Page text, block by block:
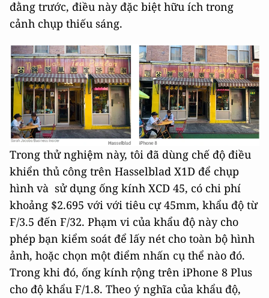
đằng trước, điều này đặc biệt hữu ích trong
cảnh chụp thiếu sáng.
Trong thử nghiệm này, tôi đã dùng chế độ điều
khiển thủ công trên Hasselblad X1D để chụp
hình và sử dụng ống kính XCD 45, có chi phí
khoảng $2.695 với với tiêu cự 45mm, khẩu độ từ
F/3.5 đến F/32. Phạm vi của khẩu độ này cho
phép bạn kiểm soát để lấy nét cho toàn bộ hình
ảnh, hoặc chọn một điểm nhấn cụ thể nào đó.
Trong khi đó, ống kính rộng trên iPhone 8 Plus
cho độ khẩu F/1.8. Theo ý nghĩa của khẩu độ,